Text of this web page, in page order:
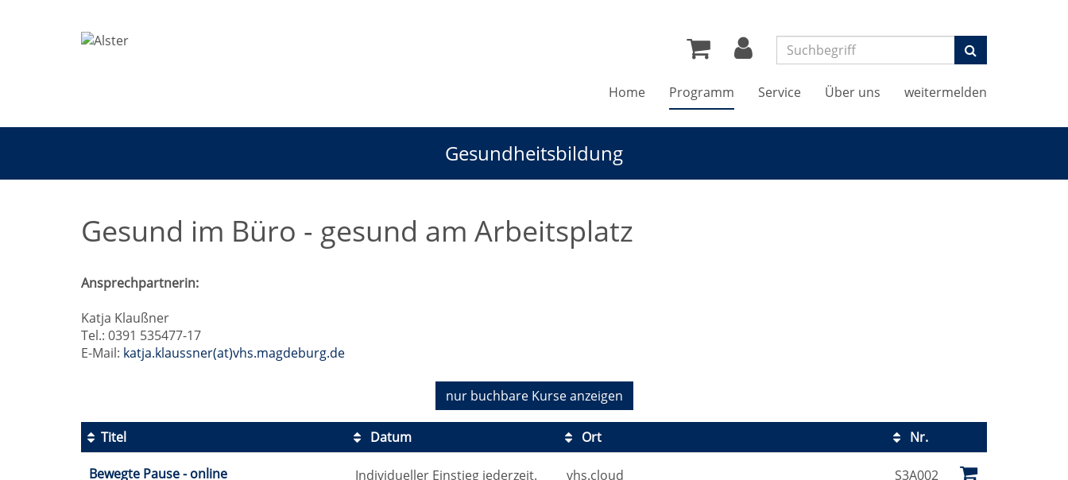
Suchen
Home Programm Service Über uns weitermelden
Gesundheitsbildung
Gesund im Büro - gesund am Arbeitsplatz
Ansprechpartnerin:
Katja Klaußner
Tel.: 0391 535477-17
E-Mail: katja.klaussner(at)vhs.magdeburg.de
nur buchbareKurse anzeigen
Titel Datum Ort
Nr.
Kursstatus
Bewegte Pause - online
Individueller Einstieg jederzeit. vhs.cloud S3A002